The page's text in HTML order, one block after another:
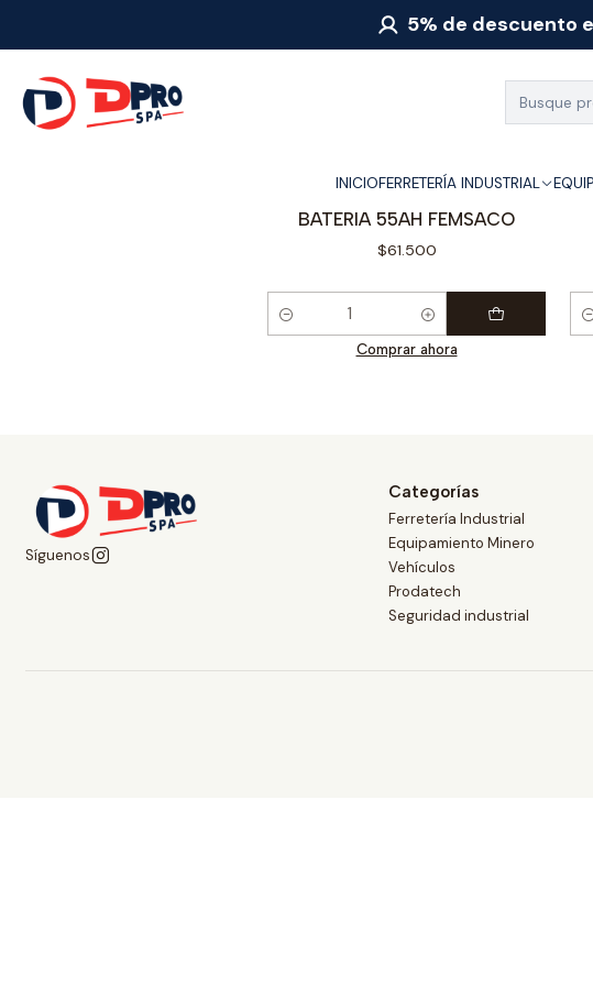
INICIOFERRETERÍA INDUSTRIAL
5% de descuento
64|
BATERIA 55AH FEMSACO
$61.500
Cantidad
Comprar ahora
Síguenos
Categorías
Ferretería Industrial
Equipamiento Minero
Vehículos
Prodatech
Seguridad industrial